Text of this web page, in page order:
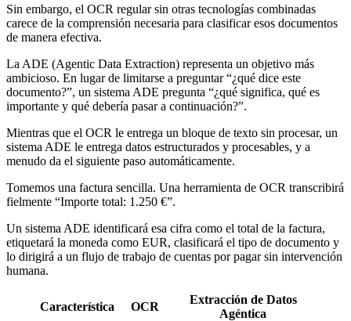
Sin embargo, el OCR regular sin otras tecnologías combinadas
carece de la comprensión necesaria para clasificar esos documentos
de manera efectiva.
La ADE (Agentic Data Extraction) representa un objetivo más
ambicioso. En lugar de limitarse a preguntar “¿qué dice este
documento?”, un sistema ADE pregunta “¿qué significa, qué es
importante y qué debería pasar a continuación?”.
Mientras que el OCR le entrega un bloque de texto sin procesar, un
sistema ADE le entrega datos estructurados y procesables, y a
menudo da el siguiente paso automáticamente.
Tomemos una factura sencilla. Una herramienta de OCR transcribirá
fielmente “Importe total: 1.250 €”.
Un sistema ADE identificará esa cifra como el total de la factura,
etiquetará la moneda como EUR, clasificará el tipo de documento y
lo dirigirá a un flujo de trabajo de cuentas por pagar sin intervención
humana.
Característica OCR
Extracción de Datos
Agéntica